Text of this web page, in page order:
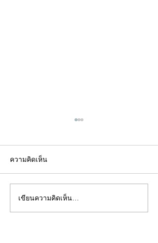
คอลัมน์"จับชีพจรวงการ
พระ"ประจำพุธที่ 29
ความคิดเห็น
เขียนความคิดเห็น…